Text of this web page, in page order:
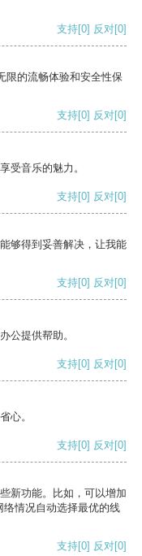
支持[0] 反对[0]
限的流畅体验和安全性保
支持[0] 反对[0]
受音乐的魅力。
支持[0] 反对[0]
够得到妥善解决，让我能
支持[0] 反对[0]
公提供帮助。
支持[0] 反对[0]
心。
支持[0] 反对[0]
新功能。比如，可以增加
情况自动选择最优的线
支持[0] 反对[0]